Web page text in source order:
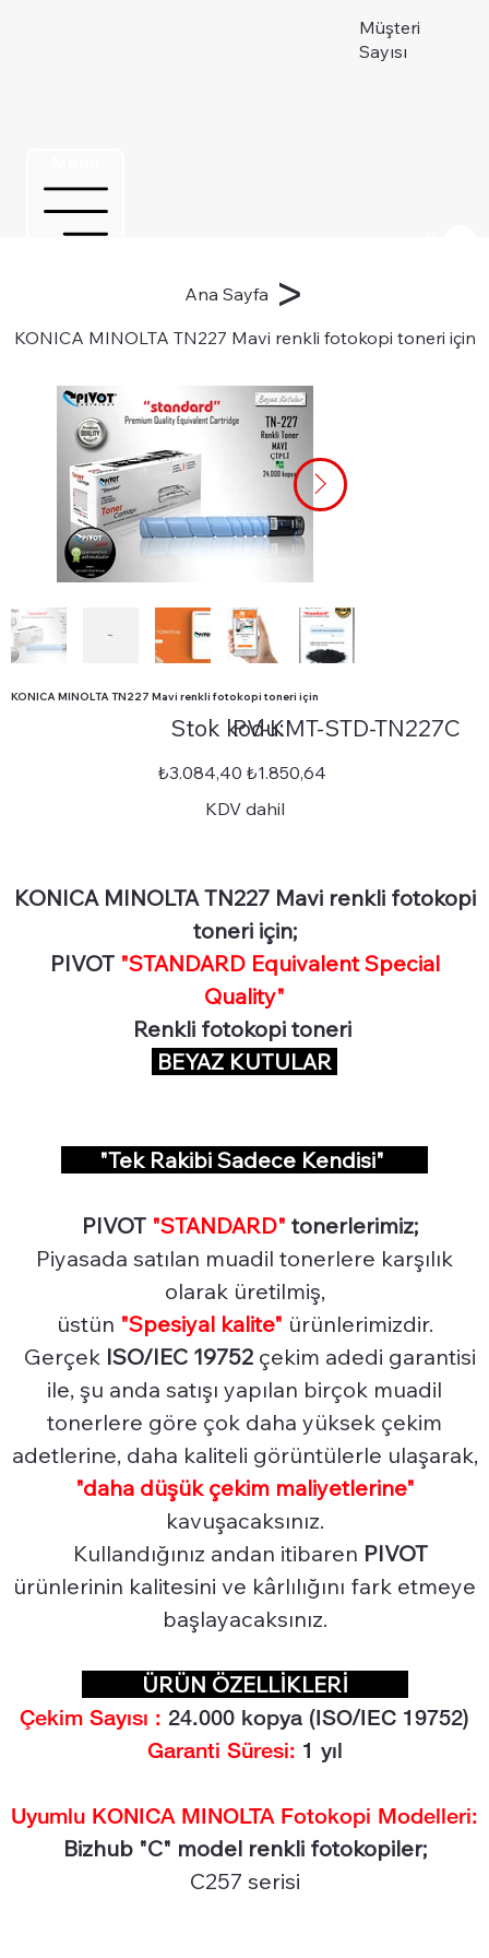
Müşteri
Sayısı
Ana Sayfa >
KONICA MINOLTA TN227 Mavi renkli fotokopi toneri için
KONICA MINOLTA TN227 Mavi renkli fotokopi toneri için
Stok kodu:
kodu:
STD-
TN227C
PV-KMT-STD-TN227C
Orijinal
fiyat
₺3.084,40 İndirimli
fiyat
₺1.850,64
KDV dahil
KONICA MINOLTA TN227 Mavi renkli fotokopi
toneri için;
PIVOT "STANDARD Equivalent Special
Quality"
Renkli fotokopi toneri
BEYAZ KUTULAR
"Tek Rakibi Sadece Kendisi"
PIVOT "STANDARD" tonerlerimiz;
Piyasada satılan muadil tonerlere karşılık
olarak üretilmiş,
üstün "Spesiyal kalite" ürünlerimizdir.
Gerçek ISO/IEC 19752 çekim adedi garantisi
ile, şu anda satışı yapılan birçok muadil
tonerlere göre çok daha yüksek çekim
adetlerine, daha kaliteli görüntülerle ulaşarak,
"daha düşük çekim maliyetlerine"
kavuşacaksınız.
Kullandığınız andan itibaren PIVOT
ürünlerinin kalitesini ve kârlılığını fark etmeye
başlayacaksınız.
ÜRÜN ÖZELLİKLERİ
Çekim Sayısı : 24.000 kopya (ISO/IEC 19752)
Garanti Süresi: 1 yıl
Uyumlu KONICA MINOLTA Fotokopi Modelleri:
Bizhub "C" model renkli fotokopiler;
C257 serisi